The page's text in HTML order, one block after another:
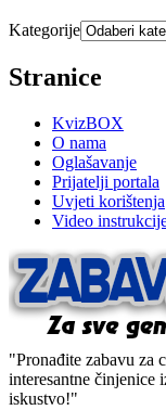
Kategorije
Stranice
KvizBOX
O nama
Oglašavanje
Prijatelji portala
Uvjeti korištenja
Video
"Pronađite zabavu za
interesantne činjenice
iskustvo!"